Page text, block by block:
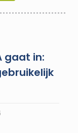
gaat in: